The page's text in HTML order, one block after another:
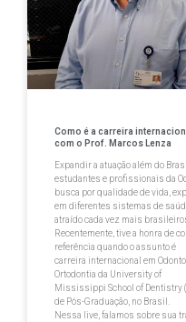
Como é a carreira
com o Prof. Marcos Lenza
Expandir a atuação além do
estudantes e profissionais da
busca por qualidade de vida,
em diferentes sistemas de
atraído cada vez mais
Recentemente, tive a honra de
referência quando o assunto é
carreira internacional em
Ortodontia da University of
Mississippi School of Dentistry
de Pós-Graduação, no Brasil.
Nessa live, falamos sobre sua